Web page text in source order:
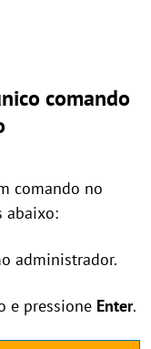
comando
comando no
abaixo:
administrador.
e pressione Enter.